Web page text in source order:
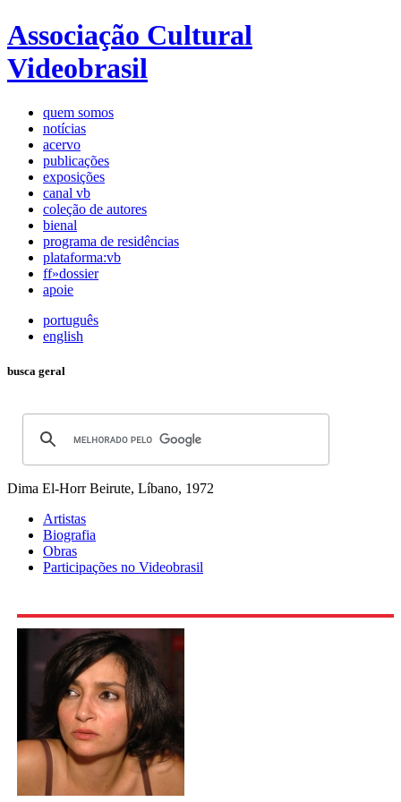
Associação Cultural
Videobrasil
quem somos
notícias
acervo
publicações
exposições
canal vb
coleção de autores
bienal
programa de residências
plataforma:vb
ff»dossier
apoie
português
english
busca geral
Dima El-Horr Beirute, Líbano, 1972
Artistas
Biografia
Obras
Participações no Videobrasil